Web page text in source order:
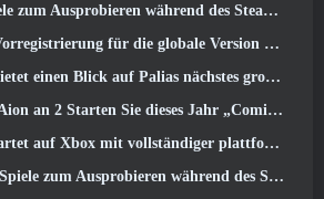
Ausprobieren während des Steam Medieval Fest
die globale Version des Sci-Fi-MMORPG RF Online Next bekannt
auf Palias nächstes großes Update The Royal Highlands
an 2 Starten Sie dieses Jahr „Coming West“.
mit vollständiger plattformübergreifender Wiedergabe
zum Ausprobieren während des Steam Medieval Fest